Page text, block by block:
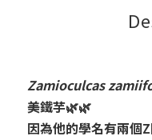
Zamioculcas
美鐵芋🌿🌿
因為他的學名有兩